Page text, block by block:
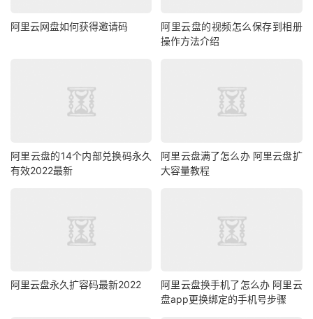
阿里云网盘如何获得邀请码
阿里云盘的视频怎么保存到相册
操作方法介绍
阿里云盘的14个内部兑换码永久
有效2022最新
阿里云盘满了怎么办 阿里云盘扩
大容量教程
阿里云盘永久扩容码最新2022
阿里云盘换手机了怎么办 阿里云
盘app更换绑定的手机号步骤